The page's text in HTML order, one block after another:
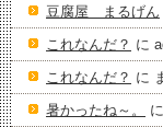
豆腐屋 まるげん
これなんだ？ に
これなんだ？ に
暑かったね～。
に